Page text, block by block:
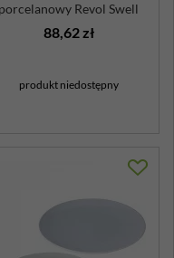
porcelanowy Revol Swell
brązowy pi...
88,62 zł
produkt niedostępny